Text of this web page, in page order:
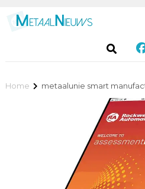
Home metaalunie smart